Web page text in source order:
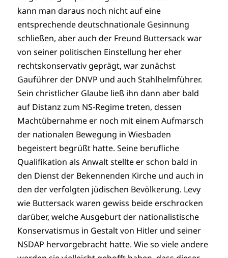
kann man daraus noch nicht auf eine
entsprechende deutschnationale Gesinnung
schließen, aber auch der Freund Buttersack war
von seiner politischen Einstellung her eher
rechtskonservativ geprägt, war zunächst
Gauführer der DNVP und auch Stahlhelmführer.
Sein christlicher Glaube ließ ihn dann aber bald
auf Distanz zum NS-Regime treten, dessen
Machtübernahme er noch mit einem Aufmarsch
der nationalen Bewegung in Wiesbaden
begeistert begrüßt hatte. Seine berufliche
Qualifikation als Anwalt stellte er schon bald in
den Dienst der Bekennenden Kirche und auch in
den der verfolgten jüdischen Bevölkerung. Levy
wie Buttersack waren gewiss beide erschrocken
darüber, welche Ausgeburt der nationalistische
Konservatismus in Gestalt von Hitler und seiner
NSDAP hervorgebracht hatte. Wie so viele andere